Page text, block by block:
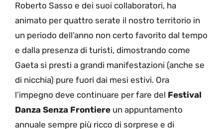
Roberto Sasso e dei suoi collaboratori, ha
animato per quattro serate il nostro territorio in
un periodo dell’anno non certo favorito dal tempo
e dalla presenza di turisti, dimostrando come
Gaeta si presti a grandi manifestazioni (anche se
di nicchia) pure fuori dai mesi estivi. Ora
l’impegno deve continuare per fare del Festival
Danza Senza Frontiere un appuntamento
annuale sempre più ricco di sorprese e di